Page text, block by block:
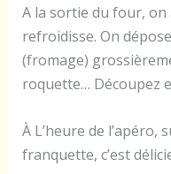
A la sortie du four,
refroidisse. On
(fromage)
roquette… Découpez
À L’heure de l’apéro,
franquette, c’est